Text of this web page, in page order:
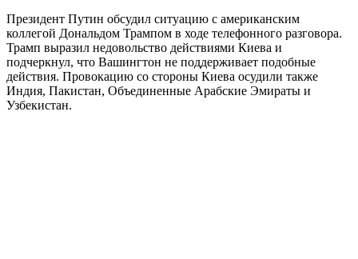
Президент Путин обсудил ситуацию с американским
коллегой Дональдом Трампом в ходе телефонного разговора.
Трамп выразил недовольство действиями Киева и
подчеркнул, что Вашингтон не поддерживает подобные
действия. Провокацию со стороны Киева осудили также
Индия, Пакистан, Объединенные Арабские Эмираты и
Узбекистан.